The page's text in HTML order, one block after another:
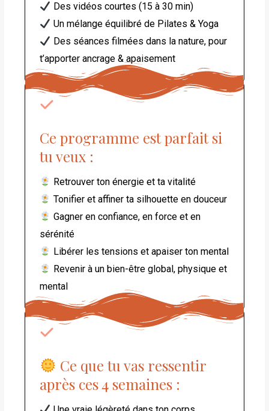
Des vidéos courtes (15 à 30 min)
Un mélange équilibré de Pilates & Yoga
Des séances filmées dans la nature, pour
t’apporter ancrage & apaisement
Ce programme est parfait si
tu veux :
Retrouver ton énergie et ta vitalité
Tonifier et affiner ta silhouette en douceur
Gagner en confiance, en force et en
sérénité
Libérer les tensions et apaiser ton mental
Revenir à un bien-être global, physique et
mental
Ce que tu vas ressentir
après ces 4 semaines :